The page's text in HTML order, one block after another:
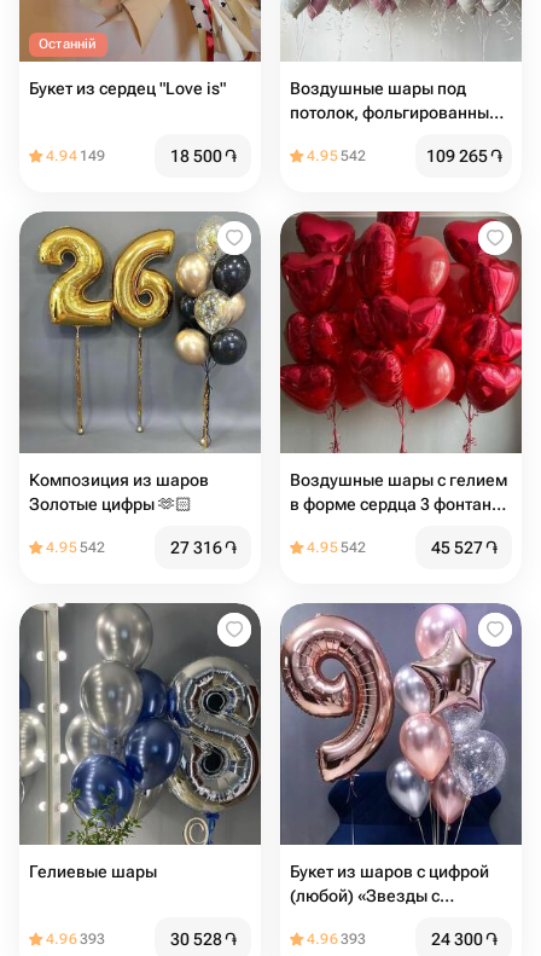
Останній
Букет из сердец "Love is"
4.94 149 18 500֏
Воздушные шары под
потолок, фольгированные
сердца
4.95542 109 265֏
Композиция из шаров
Золотые цифры 🫶🏻
4.95542 27 316֏
Воздушные шары с гелием
в форме сердца 3 фонтана
4.95542 45 527֏
Гелиевые шары
4.96393 30 528֏
Букет из шаров с цифрой
(любой) «Звезды с
4.96393 24 300֏